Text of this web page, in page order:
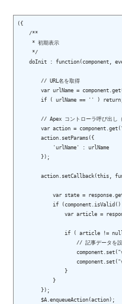
({
    /**
     * 初期表示
     */
doInit : function(component,
        // URL名を取得
var urlName =
if ( urlName == '' )
// Apex コントローラ呼び出し（
var action =
        action.setParams({
            'urlName' : urlName
        });
action.setCallback(this,
var state =
if
var article =
if ( article !=
// 記事データを
                }
            }
        });
        $A.enqueueAction(action);